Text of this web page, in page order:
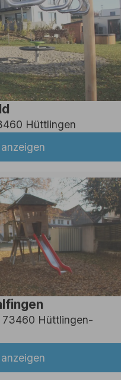
Hüttlingen
73460 Hüttlingen-